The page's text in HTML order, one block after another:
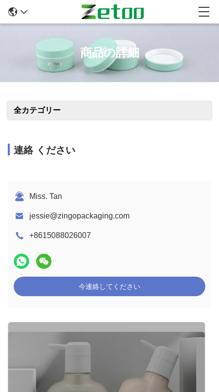
商品の詳細
全カテゴリー
連絡 ください
Miss. Tan
jessie@zingopackaging.com
+8615088026007
今連絡してください